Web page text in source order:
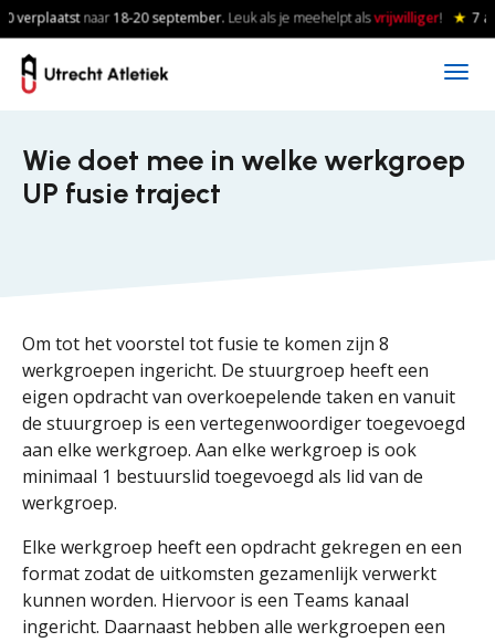
Skip to main content
verplaatstnaar18-20september. Leuk als je meehelpt alsvrijwilliger! ★ 7
Wie doet mee in welke werkgroep
UP fusie traject
Om tot het voorstel tot fusie te komen zijn 8
werkgroepen ingericht. De stuurgroep heeft een
eigen opdracht van overkoepelende taken en vanuit
de stuurgroep is een vertegenwoordiger toegevoegd
aan elke werkgroep. Aan elke werkgroep is ook
minimaal 1 bestuurslid toegevoegd als lid van de
werkgroep.
Elke werkgroep heeft een opdracht gekregen en een
format zodat de uitkomsten gezamenlijk verwerkt
kunnen worden. Hiervoor is een Teams kanaal
ingericht. Daarnaast hebben alle werkgroepen een